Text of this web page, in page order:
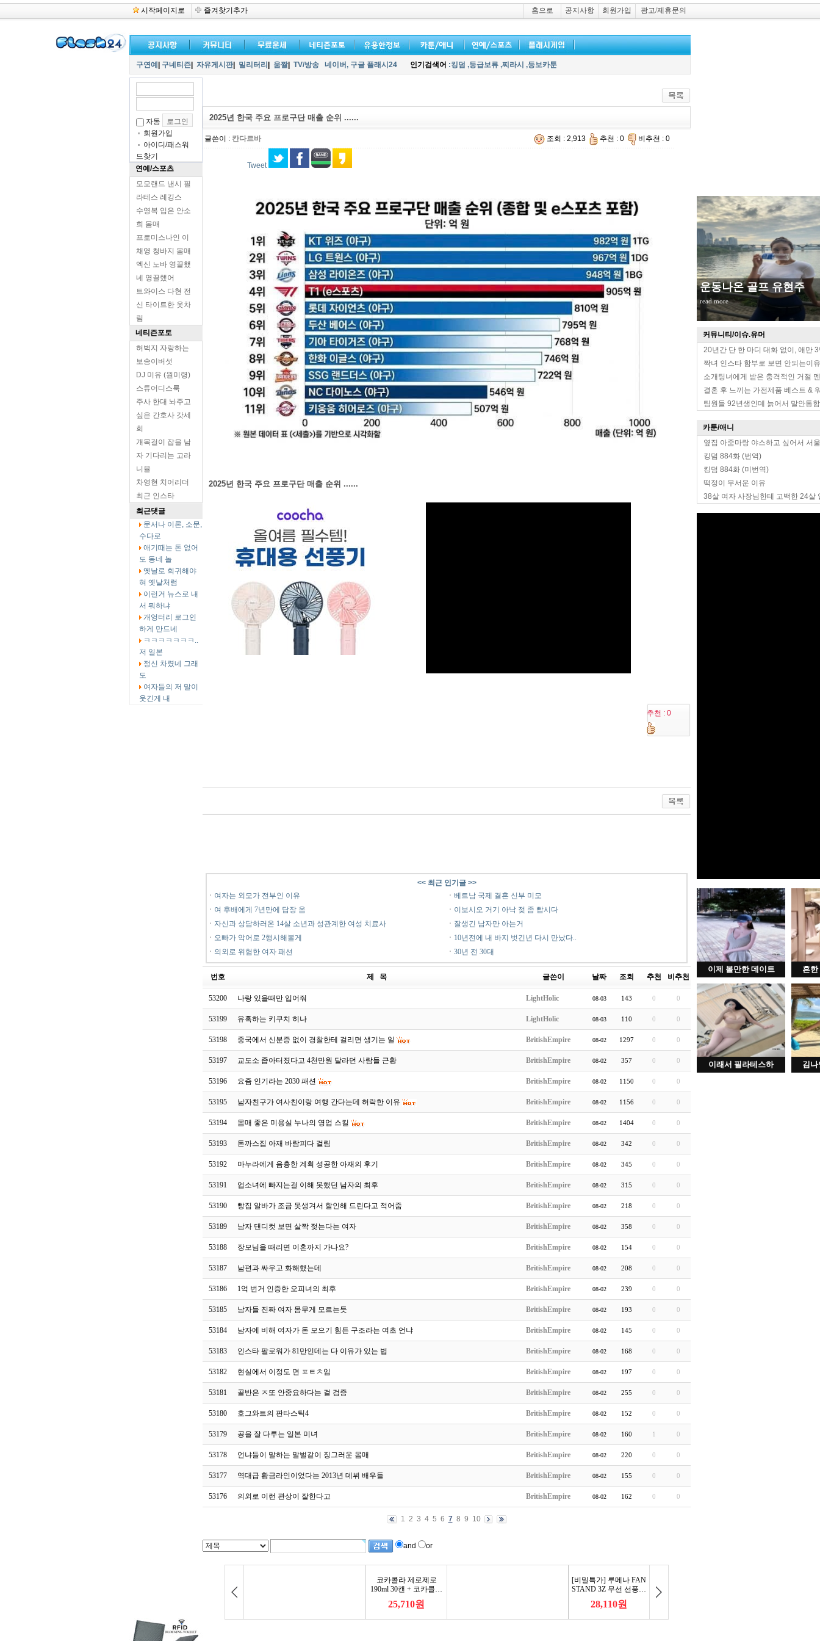
시작페이지로 즐겨찾기추가 홈으로 공지사항 회원가입 광고/제휴문의
운동나온 골프 유현주
read more
커뮤니티/이슈.유머
20년간 단 한 마디 대화 없이, 애만
짝녀 인스타 함부로 보면 안되는이유
소개팅녀에게 받은 충격적인 거절
결혼 후 느끼는 가전제품 베스트 &
팀원들 92년생인데 늙어서 말안통
카툰/애니
옆집 아줌마랑 야스하고 싶어서 서
킹덤 884화 (번역)
킹덤 884화 (미번역)
떡정이 무서운 이유
38살 여자 사장님한테 고백한 24살
이제 볼만한 데이트 흔한
이래서 필라테스하 김나
구연예 구네티즌 자유게시판| 밀리터리 움짤| TV/방송 네이버, 구글 플래시24 인기검색어 :킹덤 ,등급보류 ,찌라시 ,등보카툰
자동
회원가입
아이디/패스워
드찾기
연예/스포츠
모모랜드 낸시 필
라테스 레깅스
수영복 입은 안소
희 몸매
프로미스나인 이
채영 청바지 몸매
엑신 노바 영끌했
네 영끌했어
트와이스 다현 전
신 타이트한 옷차
림
네티즌포토
허벅지 자랑하는
보송이버섯
DJ 미유 (원미령)
스튜어디스룩
주사 한대 놔주고
싶은 간호사 갓세
희
개목걸이 잡을 남
자 기다리는 고라
니율
차영현 치어리더
최근 인스타
최근댓글
문서나 이론, 소문,
수다로
애기때는 돈 없어
도 동네 놀
옛날로 회귀해야
혀 옛날처럼
이런거 뉴스로 내
서 뭐하냐
개엉터리 로그인
하게 만드네
ㅋㅋㅋㅋㅋㅋㅋ..
저 일본
정신 차렸네 그래
도
여자들의 저 말이
웃긴게 내
2025년 한국 주요 프로구단 매출 순위 ......
글쓴이 : 칸다르바 조회 : 2,913 추천 : 0 비추천 : 0
Tweet
2025년 한국 주요 프로구단 매출 순위 ......
추천 : 0
<< 최근 인기글 >>
ㆍ 여자는 외모가 전부인 이유 ㆍ 베트남 국제 결혼 신부 미모
ㆍ 여 후배에게 7년만에 답장 옴 ㆍ 이보시오 거기 아낙 젖 좀 빱시다
ㆍ 자신과 상담하러온 14살 소년과 성관계한 여성 치료사 ㆍ 잘생긴 남자만 아는거
ㆍ 오빠가 악어로 2행시해볼게 ㆍ 10년전에 내 바지 벗긴년 다시 만났다..
ㆍ 의외로 위험한 여자 패션 ㆍ 30년 전 30대
번호 제 목 글쓴이 날짜 조회 추천 비추천
53200 나랑 있을때만 입어줘 LightHolic 08-03 143 0 0
53199 유혹하는 키쿠치 히나 LightHolic 08-03 110 0 0
53198 중국에서 신분증 없이 경찰한테 걸리면 생기는 일 BritishEmpire 08-02 1297 0 0
53197 교도소 좁아터졌다고 4천만원 달라던 사람들 근황 BritishEmpire 08-02 357 0 0
53196 요즘 인기라는 2030 패션 BritishEmpire 08-02 1150 0 0
53195 남자친구가 여사친이랑 여행 간다는데 허락한 이유 BritishEmpire 08-02 1156 0 0
53194 몸매 좋은 미용실 누나의 영업 스킬 BritishEmpire 08-02 1404 0 0
53193 돈까스집 아재 바람피다 걸림 BritishEmpire 08-02 342 0 0
53192 마누라에게 음흉한 계획 성공한 아재의 후기 BritishEmpire 08-02 345 0 0
53191 업소녀에 빠지는걸 이해 못했던 남자의 최후 BritishEmpire 08-02 315 0 0
53190 빵집 알바가 조금 못생겨서 할인해 드린다고 적어줌 BritishEmpire 08-02 218 0 0
53189 남자 댄디컷 보면 살짝 젖는다는 여자 BritishEmpire 08-02 358 0 0
53188 장모님을 때리면 이혼까지 가나요? BritishEmpire 08-02 154 0 0
53187 남편과 싸우고 화해했는데 BritishEmpire 08-02 208 0 0
53186 1억 번거 인증한 오피녀의 최후 BritishEmpire 08-02 239 0 0
53185 남자들 진짜 여자 몸무게 모르는듯 BritishEmpire 08-02 193 0 0
53184 남자에 비해 여자가 돈 모으기 힘든 구조라는 여초 언냐 BritishEmpire 08-02 145 0 0
53183 인스타 팔로워가 81만인데는 다 이유가 있는 법 BritishEmpire 08-02 168 0 0
53182 현실에서 이정도 면 ㅍㅌㅊ임 BritishEmpire 08-02 197 0 0
53181 골반은 ㅈ또 안중요하다는 걸 검증 BritishEmpire 08-02 255 0 0
53180 호그와트의 판타스틱4 BritishEmpire 08-02 152 0 0
53179 공을 잘 다루는 일본 미녀 BritishEmpire 08-02 160 1 0
53178 언냐들이 말하는 말벌같이 징그러운 몸매 BritishEmpire 08-02 220 0 0
53177 역대급 황금라인이었다는 2013년 데뷔 배우들 BritishEmpire 08-02 155 0 0
53176 의외로 이런 관상이 잘한다고 BritishEmpire 08-02 162 0 0
1 2 3 4 5 6 7 8 9 10
and or